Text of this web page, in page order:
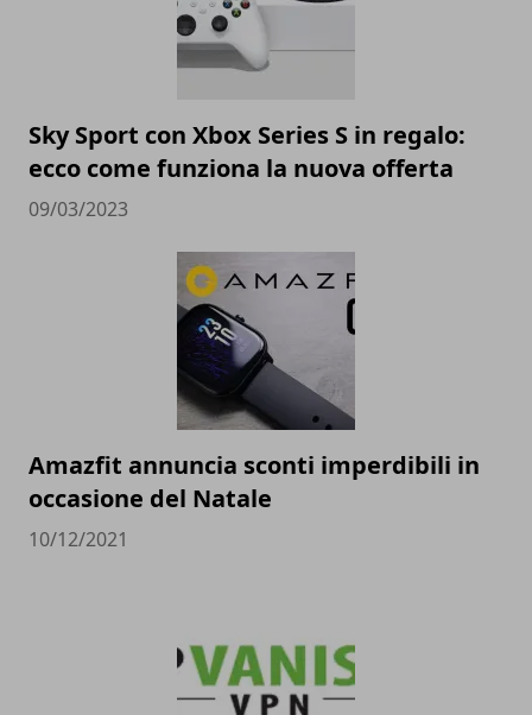
Sky Sport con Xbox Series S in regalo:
ecco come funziona la nuova offerta
09/03/2023
Amazfit annuncia sconti imperdibili in
occasione del Natale
10/12/2021